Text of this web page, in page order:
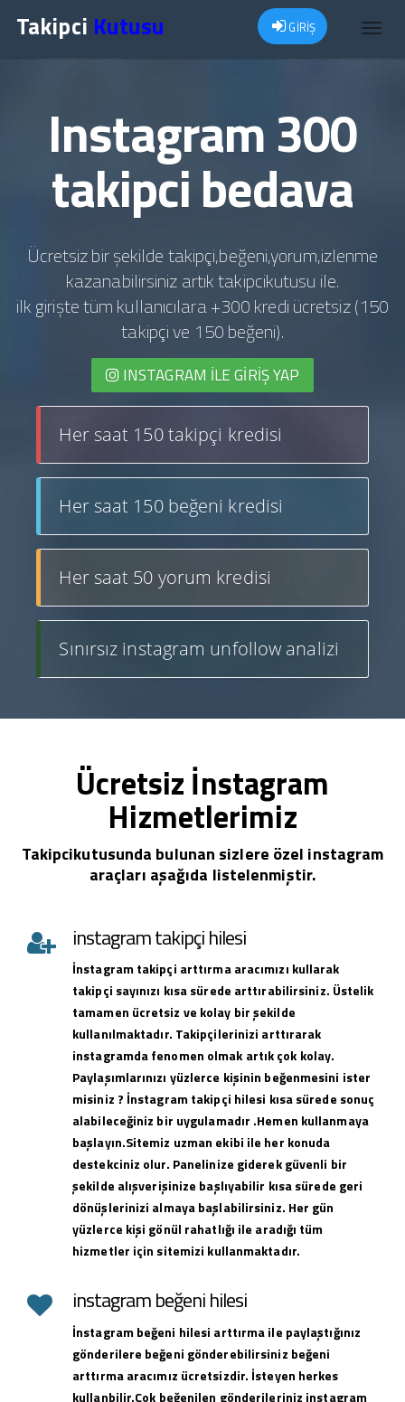
Takipci Kutusu GİRİŞ
Instagram 300
takipci bedava
Ücretsiz bir şekilde takipçi,beğeni,yorum,izlenme
kazanabilirsiniz artık takipcikutusu ile.
ilk girişte tüm kullanıcılara +300 kredi ücretsiz (150
takipçi ve 150 beğeni).
INSTAGRAM İLE GIRIŞ YAP
Her saat 150 takipçi kredisi
Her saat 150 beğeni kredisi
Her saat 50 yorum kredisi
Sınırsız instagram unfollow analizi
Ücretsiz İnstagram
Hizmetlerimiz
Takipcikutusunda bulunan sizlere özel instagram
araçları aşağıda listelenmiştir.
instagram takipçi hilesi
İnstagram takipçi arttırma aracımızı kullarak
takipçi sayınızı kısa sürede arttırabilirsiniz. Üstelik
tamamen ücretsiz ve kolay bir şekilde
kullanılmaktadır. Takipçilerinizi arttırarak
instagramda fenomen olmak artık çok kolay.
Paylaşımlarınızı yüzlerce kişinin beğenmesini ister
misiniz ? İnstagram takipçi hilesi kısa sürede sonuç
alabileceğiniz bir uygulamadır .Hemen kullanmaya
başlayın.Sitemiz uzman ekibi ile her konuda
destekciniz olur. Panelinize giderek güvenli bir
şekilde alışverişinize başlıyabilir kısa sürede geri
dönüşlerinizi almaya başlabilirsiniz. Her gün
yüzlerce kişi gönül rahatlığı ile aradığı tüm
hizmetler için sitemizi kullanmaktadır.
instagram beğeni hilesi
İnstagram beğeni hilesi arttırma ile paylaştığınız
gönderilere beğeni gönderebilirsiniz beğeni
arttırma aracımız ücretsizdir. İsteyen herkes
kullanbilir.Çok beğenilen gönderileriniz instagram